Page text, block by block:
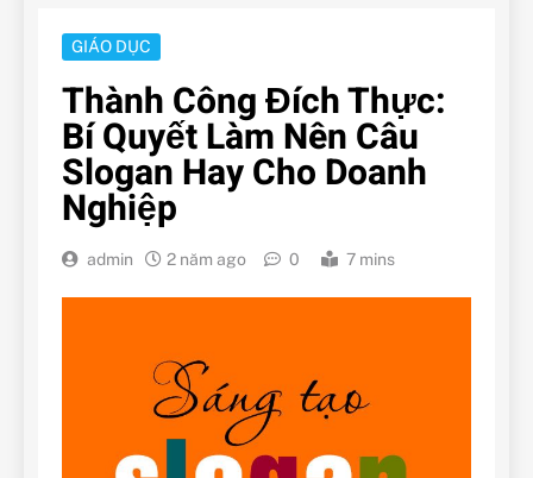
GIÁO DỤC
Thành Công Đích Thực:
Bí Quyết Làm Nên Câu
Slogan Hay Cho Doanh
Nghiệp
admin 2 năm ago 0 7 mins